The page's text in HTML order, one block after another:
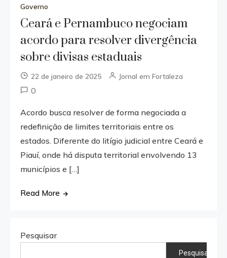
Governo
Ceará e Pernambuco negociam
acordo para resolver divergência
sobre divisas estaduais
22 de janeiro de 2025 Jornal em Fortaleza
0
Acordo busca resolver de forma negociada a
redefinição de limites territoriais entre os
estados. Diferente do litígio judicial entre Ceará e
Piauí, onde há disputa territorial envolvendo 13
municípios e […]
Read More
Pesquisar
Pesquisar